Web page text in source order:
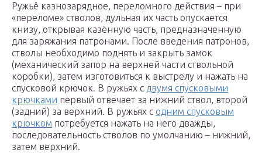
Ружьё казнозарядное, переломного действия – при
«переломе» стволов, дульная их часть опускается
книзу, открывая казённую часть, предназначенную
для заряжания патронами. После введения патронов,
стволы необходимо поднять и закрыть замок
(механический запор на верхней части ствольной
коробки), затем изготовиться к выстрелу и нажать на
спусковой крючок. В ружьях с двумя спусковыми
крючками первый отвечает за нижний ствол, второй
(задний) за верхний. В ружьях с одним спусковым
крючком потребуется нажать на него дважды,
последовательность стволов по умолчанию – нижний,
затем верхний.